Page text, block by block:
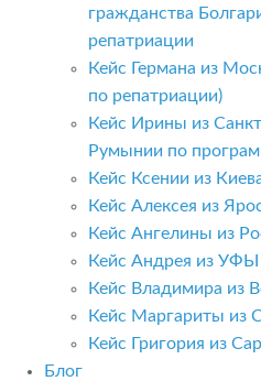
гражданства
репатриации
Кейс Германа из
по репатриации)
Кейс Ирины из
Румынии по
Кейс Ксении из
Кейс Алексея из
Кейс Ангелины из
Кейс Андрея из УФЫ
Кейс Владимира из
Кейс Маргариты из
Кейс Григория из
Блог